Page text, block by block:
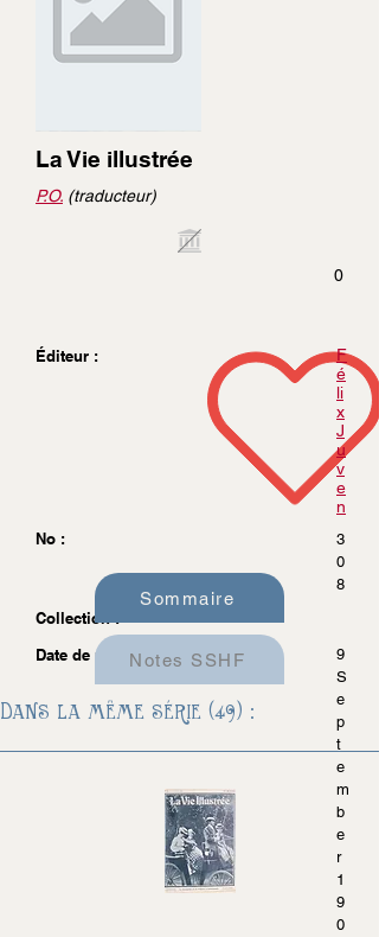
La Vie illustrée
P.O. (traducteur)
0
Éditeur :
F
é
li
x
J
u
v
e
n
No :
3
0
8
Collection :
Date de parution :
9
S
e
p
t
e
m
b
e
r
1
9
0
Sommaire
Notes SSHF
Dans la même série (49) :